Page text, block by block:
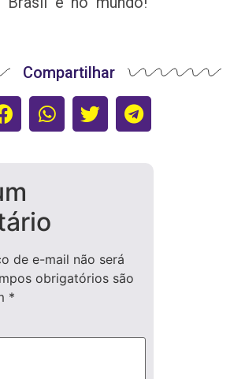
Compartilhar
de e-mail não será
obrigatórios são
*